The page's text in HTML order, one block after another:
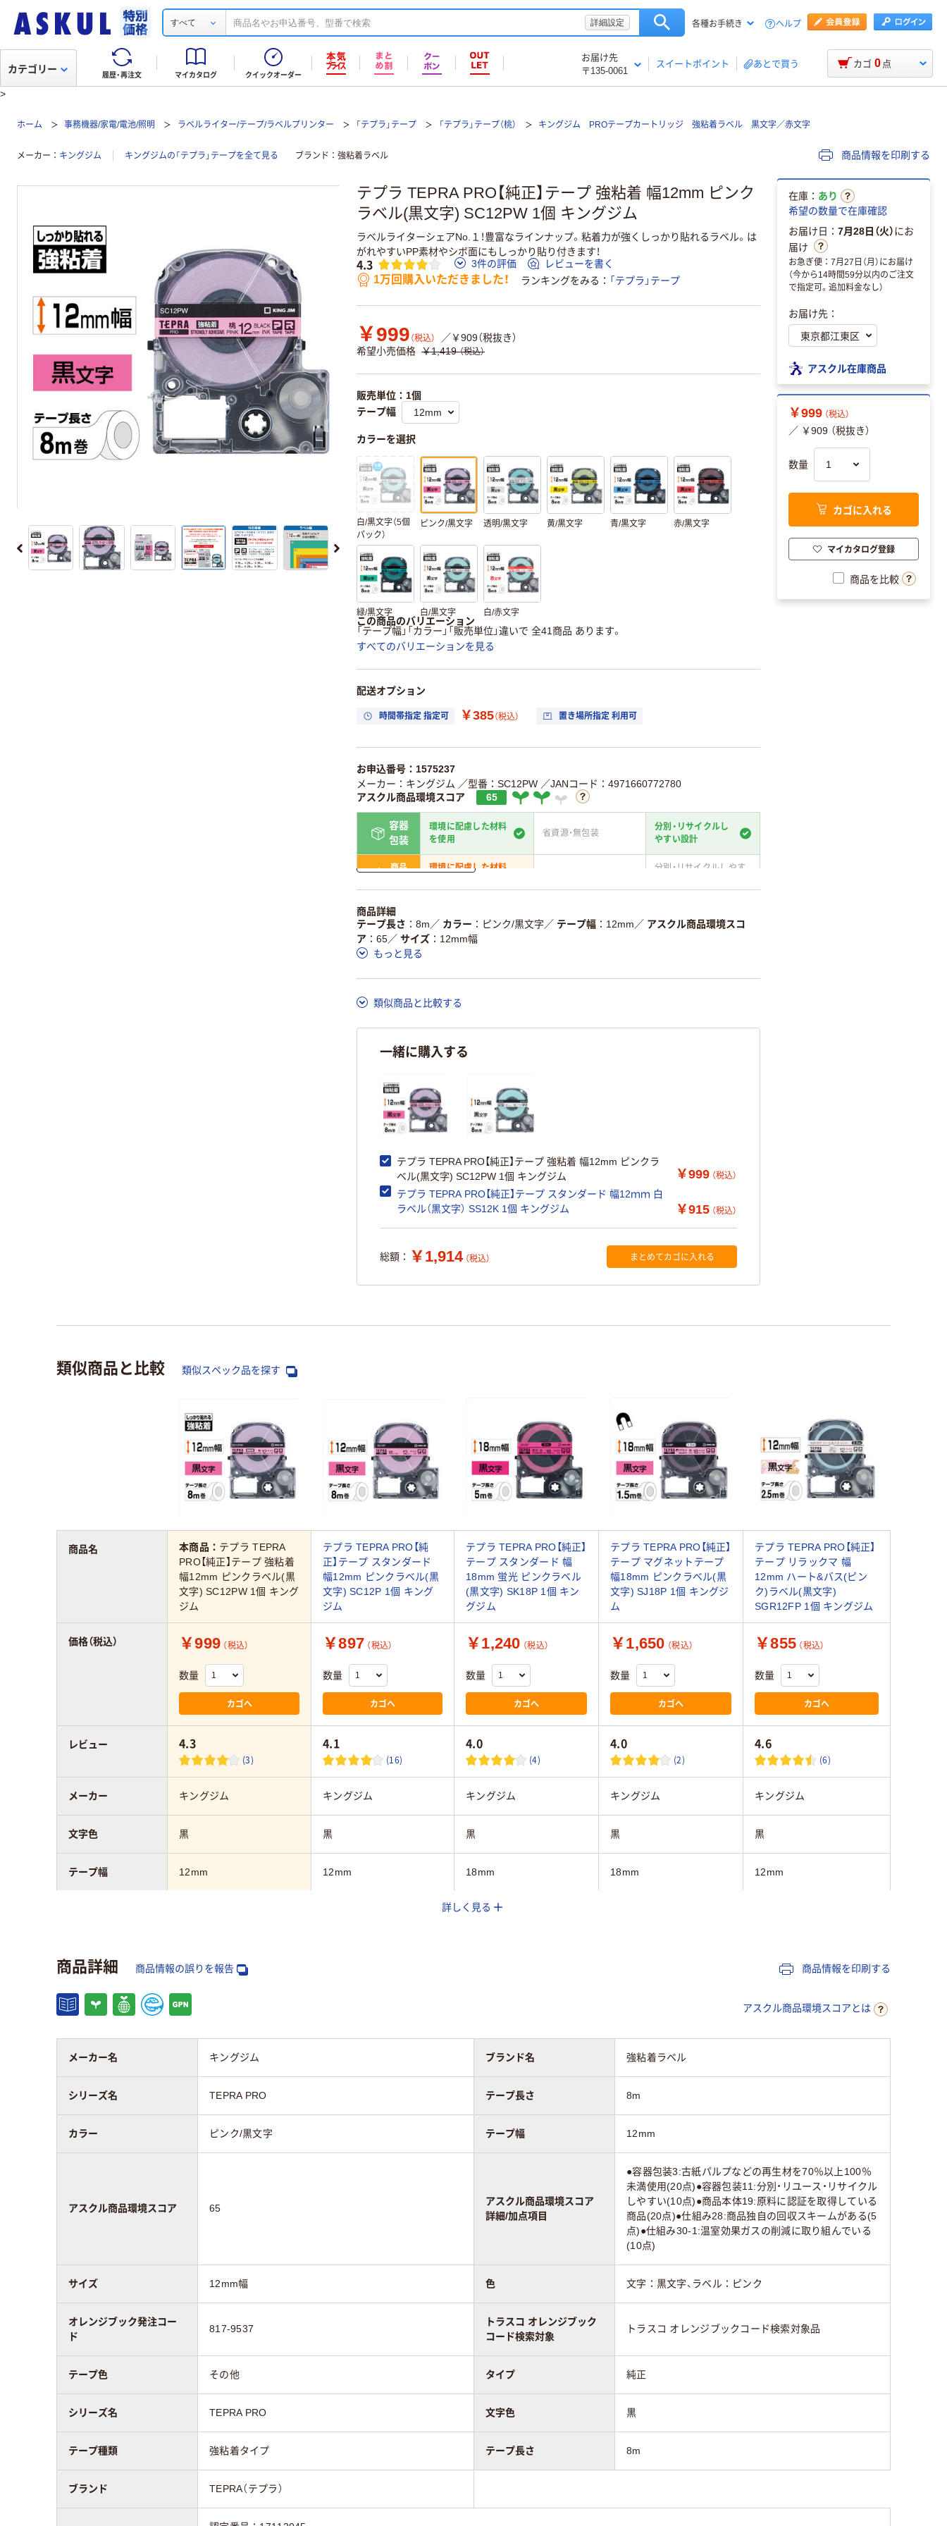
すべて 詳細設定 各種お手続き ヘルプ
履歴・再注文 マイカタログ クイックオーダー
お届け先
〒135-0061
スイートポイント あとで買う
カテゴリー カゴ 0 点
>
ホーム 事務機器/家電/電池/照明 ラベルライター/テープ/ラベルプリンター 「テプラ」テープ 「テプラ」テープ（桃） キングジム PROテープカートリッジ 強粘着ラベル 黒文字／赤文字
メーカー キングジム キングジムの「テプラ」テープを全て見る ブランド 強粘着ラベル 商品情報を印刷する
テプラ TEPRA PRO【純正】テープ 強粘着 幅12mm ピンク
ラベル(黒文字) SC12PW 1個 キングジム
ラベルライターシェアNo.１！豊富なラインナップ。粘着力が強くしっかり貼れるラベル。は
がれやすいPP素材やシボ面にもしっかり貼り付きます！
4.3 3件の評価 レビューを書く
1万回購入いただきました！ ランキングをみる 「テプラ」テープ
￥999 （税込）
／￥909（税抜き）
希望小売価格 ￥1,419 （税込）
販売単位：1個
テープ幅
カラーを選択
白/黒文字（5個
パック）
ピンク/黒文字 透明/黒文字 黄/黒文字 青/黒文字 赤/黒文字
緑/黒文字 白/黒文字 白/赤文字
この商品のバリエーション
「テープ幅」「カラー」「販売単位」違いで 全41商品 あります。
すべてのバリエーションを見る
配送オプション
時間帯指定 指定可 ￥385（税込） 置き場所指定 利用可
お申込番号：1575237
メーカー：キングジム ／型番：SC12PW ／JANコード：4971660772780
アスクル商品環境スコア
65
容器
包装
環境に配慮した材料
を使用
省資源・無包装
分別・リサイクルし
やすい設計
商品
環境に配慮した材料
分別・リサイクルしやす
仕組
がある
ている
削減
この商品の環境配慮ポイントです。詳しくはページ下部の商品詳細「
ア詳細／加点項目
詳しく見る
商品詳細
テープ長さ
8m ／ カラー ピンク/黒文字 ／ テープ幅 12mm ／ アスクル商品環境スコ
ア
65／ サイズ
12mm幅
もっと見る
類似商品と比較する
一緒に購入する
テプラ TEPRA PRO【純正】テープ 強粘着 幅12mm ピンクラ
ベル(黒文字) SC12PW 1個 キングジム
￥999 （税込）
テプラ TEPRA PRO【純正】テープ スタンダード 幅12ｍｍ 白
ラベル（黒文字） SS12K 1個 キングジム
￥915 （税込）
総額： ￥1,914 （税込） まとめてカゴに入れる
在庫： あり
希望の数量で在庫確認
お届け日： 7月28日（火）にお
届け
お急ぎ便：7月27日（月）にお届け
（今から14時間59分以内のご注文
で指定可。追加料金なし）
お届け先：
アスクル在庫商品
￥999 （税込）
／ ￥909 （税抜き）
数量
カゴに入れる
マイカタログ登録
商品を比較
類似商品と比較 類似スペック品を探す
商品名 本商品： テプラ TEPRA
PRO【純正】テープ 強粘着
幅12mm ピンクラベル(黒
文字) SC12PW 1個 キング
ジム
テプラ TEPRA PRO【純
正】テープ スタンダード
幅12mm ピンクラベル(黒
文字) SC12P 1個 キング
ジム
テプラ TEPRA PRO【純正】
テープ スタンダード 幅
18mm 蛍光 ピンクラベル
(黒文字) SK18P 1個 キン
グジム
テプラ TEPRA PRO【純正】
テープ マグネットテープ
幅18mm ピンクラベル(黒
文字) SJ18P 1個 キングジ
ム
テプラ TEPRA PRO【純正】
テープ リラックマ 幅
12mm ハート&バス(ピン
ク)ラベル(黒文字)
SGR12FP 1個 キングジム
価格（税込） ￥999 （税込）
数量
カゴへ
￥897 （税込）
数量
カゴへ
￥1,240 （税込）
数量
カゴへ
￥1,650 （税込）
数量
カゴへ
￥855 （税込）
数量
カゴへ
レビュー 4.3
(3)
4.1
(16)
4.0
(4)
4.0
(2)
4.6
(6)
メーカー キングジム キングジム キングジム キングジム キングジム
文字色 黒 黒 黒 黒 黒
テープ幅 12mm 12mm 18mm 18mm 12mm
純正
スコア
65
詳しく見る
商品詳細 商品情報の誤りを報告 商品情報を印刷する
アスクル商品環境スコアとは
メーカー名 キングジム ブランド名 強粘着ラベル
シリーズ名 TEPRA PRO テープ長さ 8m
カラー ピンク/黒文字 テープ幅 12mm
アスクル商品環境スコア 65
アスクル商品環境スコア
詳細/加点項目
●容器包装3:古紙パルプなどの再生材を70％以上100％
未満使用(20点)●容器包装11:分別・リユース・リサイクル
しやすい(10点)●商品本体19:原料に認証を取得している
商品(20点)●仕組み28:商品独自の回収スキームがある(5
点)●仕組み30-1:温室効果ガスの削減に取り組んでいる
(10点)
サイズ 12mm幅 色 文字：黒文字、ラベル：ピンク
オレンジブック発注コー
ド
817-9537
トラスコ オレンジブック
コード検索対象
トラスコ オレンジブックコード検索対象品
テープ色 その他 タイプ 純正
シリーズ名 TEPRA PRO 文字色 黒
テープ種類 強粘着タイプ テープ長さ 8m
ブランド TEPRA（テプラ）